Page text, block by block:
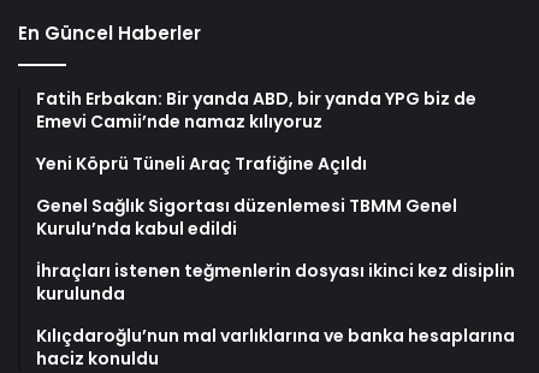
En Güncel Haberler
Fatih Erbakan: Bir yanda ABD, bir yanda YPG biz de
Emevi Camii’nde namaz kılıyoruz
Yeni Köprü Tüneli Araç Trafiğine Açıldı
Genel Sağlık Sigortası düzenlemesi TBMM Genel
Kurulu’nda kabul edildi
İhraçları istenen teğmenlerin dosyası ikinci kez disiplin
kurulunda
Kılıçdaroğlu’nun mal varlıklarına ve banka hesaplarına
haciz konuldu